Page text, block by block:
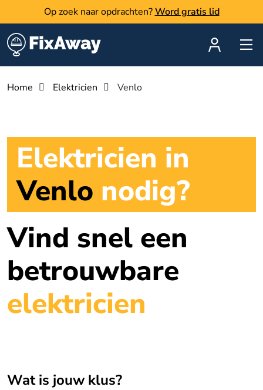
Op zoek naar opdrachten? Word gratis lid
Home Elektricien Venlo
Elektricien in
Venlo nodig?
Vind snel een
betrouwbare
elektricien
Wat is jouw klus?